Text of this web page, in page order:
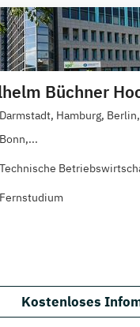
Büchner
Darmstadt, Hamburg,
Bonn,...
Technische
Fernstudium
Kostenloses